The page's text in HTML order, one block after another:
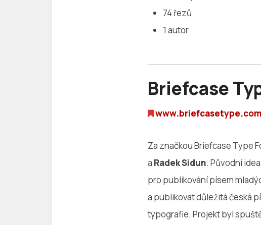
74 řezů
1 autor
Briefcase
www.briefcasetype.com
Za značkou Briefcase Type
a Radek Sidun. Původní
pro publikování písem
a publikovat důležitá česká
typografie. Projekt byl